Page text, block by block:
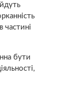
частині
бути